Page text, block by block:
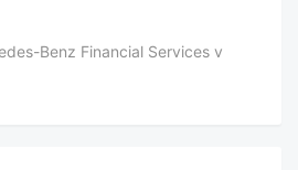
Benz Financial Services v